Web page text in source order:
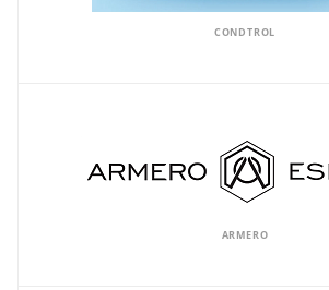
CONDTROL
ARMERO